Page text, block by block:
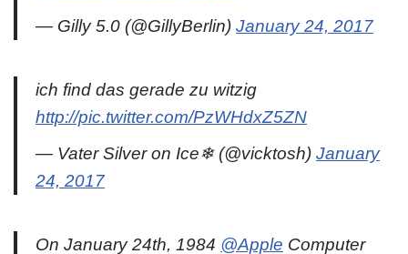
— Gilly 5.0 (@GillyBerlin) January 24, 2017
ich find das gerade zu witzig
http://pic.twitter.com/PzWHdxZ5ZN
— Vater Silver on Ice❄ (@vicktosh) January
24, 2017
On January 24th, 1984 @Apple Computer